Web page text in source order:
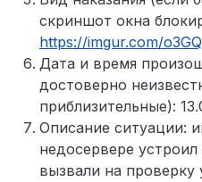
скриншот окна
https://imgur.com/
Дата и время
достоверно
приблизительные):
Описание ситуации:
недосервере
вызвали на проверку